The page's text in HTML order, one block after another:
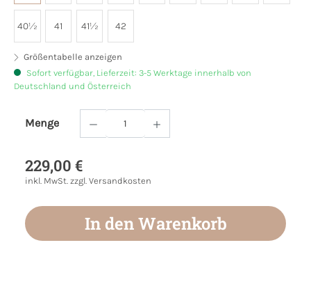
40½ 41 41½ 42
Größentabelle anzeigen
Sofort verfügbar, Lieferzeit: 3-5 Werktage innerhalb von
Deutschland und Österreich
Menge
Produkt Anzahl: Gib den gewünschten
229,00 €
inkl. MwSt. zzgl. Versandkosten
In den Warenkorb